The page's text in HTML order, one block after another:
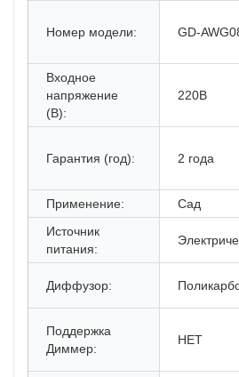
Номер модели: GD-
Входное
напряжение
(В):
220В
Гарантия (год): 2 года
Применение:
Сад
Источник
питания:
Диффузор:
Поддержка
Диммер:
НЕТ